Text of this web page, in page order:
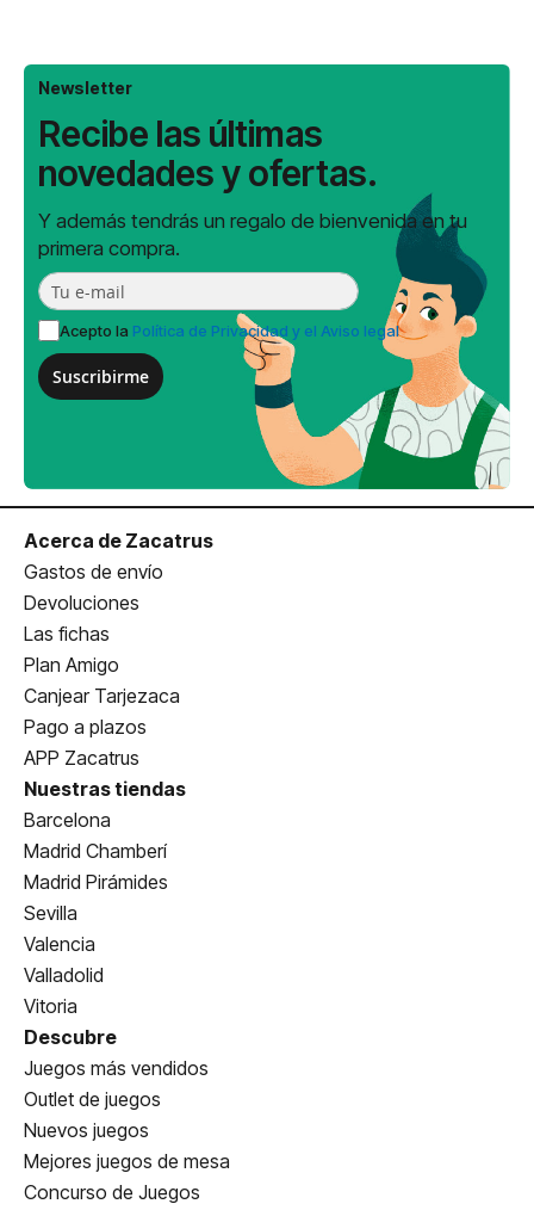
Newsletter
Recibe las últimas
novedades y ofertas.
Y además tendrás un regalo de bienvenida en tu
primera compra.
Acepto la Política de Privacidad y el Aviso legal
Suscribirme
Acerca de Zacatrus
Gastos de envío
Devoluciones
Las fichas
Plan Amigo
Canjear Tarjezaca
Pago a plazos
APP Zacatrus
Nuestras tiendas
Barcelona
Madrid Chamberí
Madrid Pirámides
Sevilla
Valencia
Valladolid
Vitoria
Descubre
Juegos más vendidos
Outlet de juegos
Nuevos juegos
Mejores juegos de mesa
Concurso de Juegos